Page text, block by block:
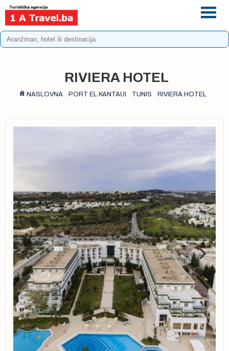
RIVIERA HOTEL
NASLOVNA PORT EL KANTAUI TUNIS RIVIERA HOTEL